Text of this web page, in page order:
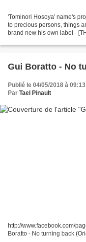
'Tominori Hosoya' name's
to precious persons, things
brand new his own label -
Gui Boratto - No
Publié le 04/05/2018 à 09:13
Par Tael Pinault
http://www.facebook.com/
Boratto - No turning back